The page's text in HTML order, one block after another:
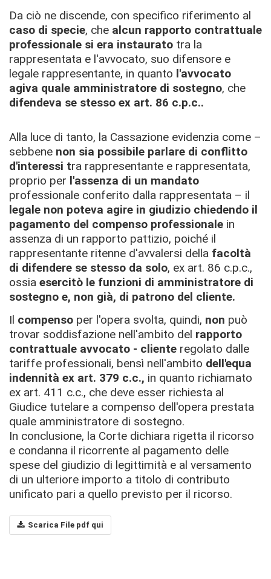
Da ciò ne discende, con specifico riferimento al
caso di specie, che alcun rapporto contrattuale
professionale si era instaurato tra la
rappresentata e l'avvocato, suo difensore e
legale rappresentante, in quanto l'avvocato
agiva quale amministratore di sostegno, che
difendeva se stesso ex art. 86 c.p.c..
Alla luce di tanto, la Cassazione evidenzia come –
sebbene non sia possibile parlare di conflitto
d'interessi tra rappresentante e rappresentata,
proprio per l'assenza di un mandato
professionale conferito dalla rappresentata – il
legale non poteva agire in giudizio chiedendo il
pagamento del compenso professionale in
assenza di un rapporto pattizio, poiché il
rappresentante ritenne d'avvalersi della facoltà
di difendere se stesso da solo, ex art. 86 c.p.c.,
ossia esercitò le funzioni di amministratore di
sostegno e, non già, di patrono del cliente.
Il compenso per l'opera svolta, quindi, non può
trovar soddisfazione nell'ambito del rapporto
contrattuale avvocato - cliente regolato dalle
tariffe professionali, bensì nell'ambito dell'equa
indennità ex art. 379 c.c., in quanto richiamato
ex art. 411 c.c., che deve esser richiesta al
Giudice tutelare a compenso dell'opera prestata
quale amministratore di sostegno.
In conclusione, la Corte dichiara rigetta il ricorso
e condanna il ricorrente al pagamento delle
spese del giudizio di legittimità e al versamento
di un ulteriore importo a titolo di contributo
unificato pari a quello previsto per il ricorso.
Scarica File pdf qui